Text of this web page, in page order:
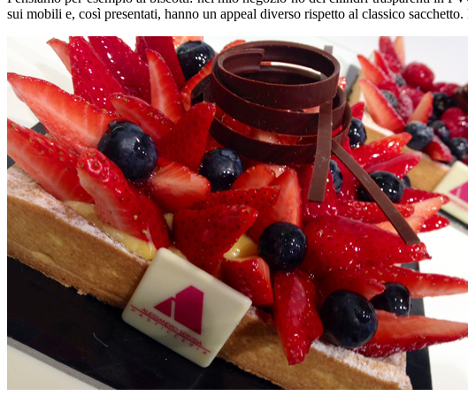
sui mobili e, così presentati, hanno un appeal diverso rispetto al classico